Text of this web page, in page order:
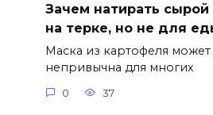
Зачем натирать
на терке, но не для
Маска из картофеля может
непривычна для многих
0 37